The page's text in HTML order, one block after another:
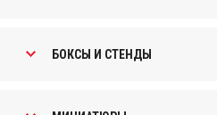
БОКСЫ И СТЕНДЫ